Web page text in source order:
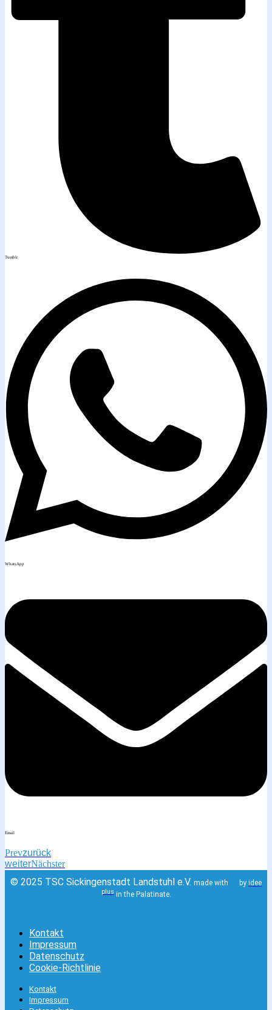
Tumblr
WhatsApp
Email
Prevzurück
weiterNächster
© 2025 TSC Sickingenstadt Landstuhl e.V. made with by idee
plusin the Palatinate.
Kontakt
Impressum
Datenschutz
Cookie-Richtlinie
Kontakt
Impressum